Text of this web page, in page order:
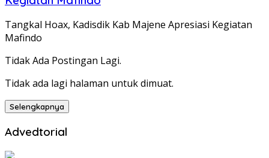
Tangkal Hoax, Kadisdik Kab Majene Apresiasi Kegiatan
Mafindo
Tidak Ada Postingan Lagi.
Tidak ada lagi halaman untuk dimuat.
Selengkapnya
Advedtorial